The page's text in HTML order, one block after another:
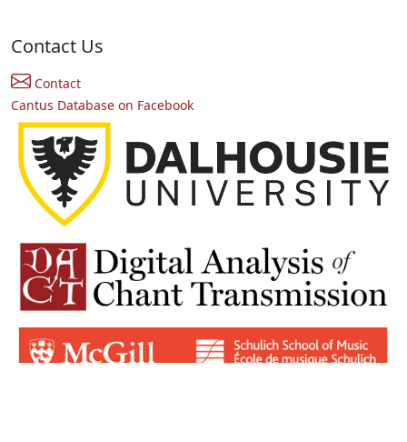
Contact Us
Contact
Cantus Database on Facebook